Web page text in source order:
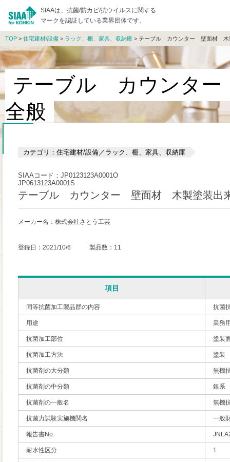
SIAAは、抗菌/防カビ/抗ウイルスに関する
マークを認証している業界団体です。
TOP > 住宅建材/設備 > ラック、棚、家具、収納庫 > テーブル カウンター 壁面材 木
テーブル カウンタ
全般
カテゴリ：住宅建材/設備／ラック、棚、家具、収納庫
SIAAコード：JP0123123A0001O
JP0613123A0001S
テーブル カウンター 壁面材 木製塗装出
メーカー名：株式会社さとう工芸
登録日：2021/10/6 製品数：11
項目
同等抗菌加工製品群の内容 抗菌
用途 業務
抗菌加工部位 塗装
抗菌加工方法 塗装
抗菌剤の大分類 無機
抗菌剤の中分類 銀系
抗菌剤の一般名 無機
抗菌力試験実施機関名 一般
報告書No.
耐水性区分 1